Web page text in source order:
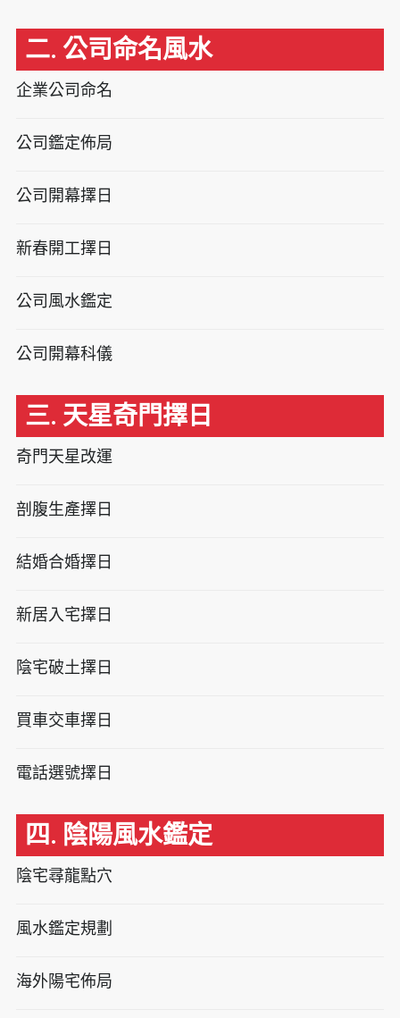
二. 公司命名風水
企業公司命名
公司鑑定佈局
公司開幕擇日
新春開工擇日
公司風水鑑定
公司開幕科儀
三. 天星奇門擇日
奇門天星改運
剖腹生產擇日
結婚合婚擇日
新居入宅擇日
陰宅破土擇日
買車交車擇日
電話選號擇日
四. 陰陽風水鑑定
陰宅尋龍點穴
風水鑑定規劃
海外陽宅佈局